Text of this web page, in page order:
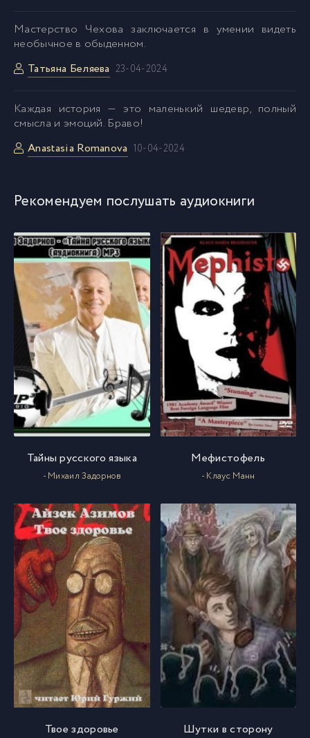
Мастерство Чехова заключается в умении видеть
необычное в обыденном.
Татьяна Беляева 23-04-2024
Каждая история — это маленький шедевр, полный
смысла и эмоций. Браво!
Anastasia Romanova 10-04-2024
Рекомендуем послушать аудиокниги
Тайны русского языка
- Михаил Задорнов
Мефистофель
- Клаус Манн
Твое здоровье Шутки в сторону